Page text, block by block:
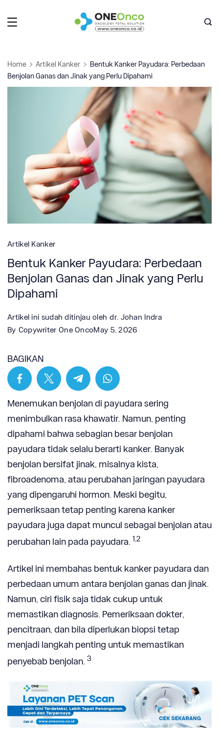
to
Home Artikel Kanker
Bentuk Kanker Payudara: Perbedaan
Benjolan Ganas dan Jinak yang Perlu Dipahami
Artikel Kanker
Bentuk Kanker Payudara: Perbedaan
Benjolan Ganas dan Jinak yang Perlu
Dipahami
Artikel ini sudah ditinjau oleh dr. Johan Indra
By Copywriter One OncoMay 5, 2026
BAGIKAN
Menemukan benjolan di payudara sering
menimbulkan rasa khawatir. Namun, penting
dipahami bahwa sebagian besar benjolan
payudara tidak selalu berarti kanker. Banyak
benjolan bersifat jinak, misalnya kista,
fibroadenoma, atau perubahan jaringan payudara
yang dipengaruhi hormon. Meski begitu,
pemeriksaan tetap penting karena kanker
payudara juga dapat muncul sebagai benjolan atau
perubahan lain pada payudara. 1,2
Artikel ini membahas bentuk kanker payudara dan
perbedaan umum antara benjolan ganas dan jinak.
Namun, ciri fisik saja tidak cukup untuk
memastikan diagnosis. Pemeriksaan dokter,
pencitraan, dan bila diperlukan biopsi tetap
menjadi langkah penting untuk memastikan
penyebab benjolan. 3